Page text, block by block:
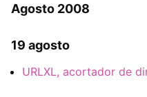
Agosto 2008
19 agosto
URLXL, acortador de